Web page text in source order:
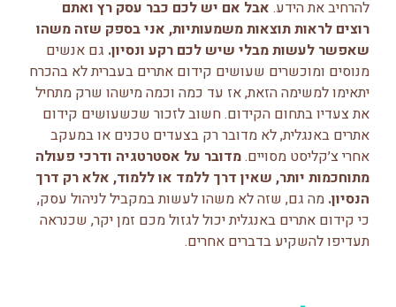
להרחיב את הידע. אבל אם יש לכם כבר עסק רץ ואתם
רוצים לראות תוצאות משמעותיות, אני בספק שזה משהו
שאפשר לעשות מבלי שיש לכם רקע ונסיון. גם אנשים
מנוסים ומוכשרים שעושים קידום אתרים בעברית לא בהכרח
יתאימו למשימה הזאת, אז עד כמה וכמה מישהו שרק מתחיל
את צעדיו בתחום הקידום. חשוב לזכור שכשעושים קידום
אתרים באנגלית, לא מדובר רק בצעדים טכנים או במעקב
אחרי צ׳קליסט מסויים.מדובר על אסטרטגיה ודרכי פעולה
מתוחכמות יותר, שאין דרך ללמד או ללמוד, אלא רק דרך
הנסיון. מה גם, שזה לא משהו לעשות במקביל לניהול עסק,
כי קידום אתרים באנגלית יכול לגזול מכם זמן יקר, שכנראה
תעדיפו להשקיע בדברים אחרים.